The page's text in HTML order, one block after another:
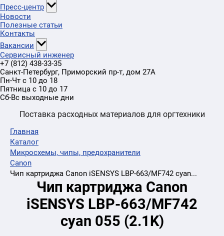
Пресс-центр
Новости
Полезные статьи
Контакты
Вакансии
Сервисный инженер
+7 (812) 438-33-35
Санкт-Петербург, Приморский пр-т, дом 27А
Пн-Чт с 10 до 18
Пятница с 10 до 17
Сб-Вс выходные дни
Поставка расходных материалов для оргтехники
Главная
Каталог
Микросхемы, чипы, предохранители
Canon
Чип картриджа Canon iSENSYS LBP-663/MF742 cyan...
Чип картриджа Canon
iSENSYS LBP-663/MF742
cyan 055 (2.1K)